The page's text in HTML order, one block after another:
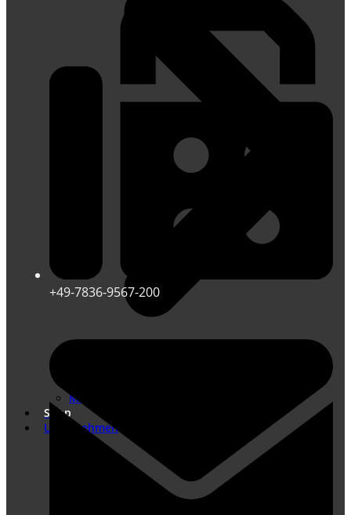
Marketing Übersetzungen
Shop
Unternehmen
+49-7836-9567-200